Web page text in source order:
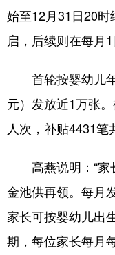
始至12月31日20
启，后续则在每月1
首轮按婴幼儿年
元）发放近1万张
人次，补贴4431笔
高燕说明：“家
金池供再领。每月
家长可按婴幼儿出
期，每位家长每月